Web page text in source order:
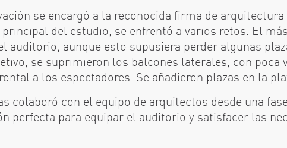
se encargó a la reconocida firma de
del estudio, se enfrentó a varios retos. El
auditorio, aunque esto supusiera perder algunas
se suprimieron los balcones laterales, con poca
a los espectadores. Se añadieron plazas en la
colaboró con el equipo de arquitectos desde una
perfecta para equipar el auditorio y satisfacer las